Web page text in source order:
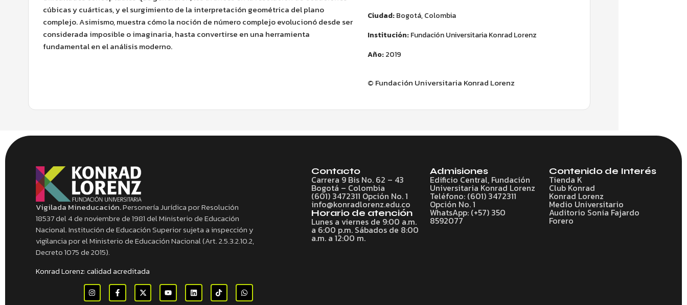
cúbicas y cuárticas, y el surgimiento de la interpretación geométrica del plano
complejo. Asimismo, muestra cómo la noción de número complejo evolucionó desde ser
considerada imposible o imaginaria, hasta convertirse en una herramienta
fundamental en el análisis moderno.
Ciudad:Bogotá, Colombia
Institución:Fundación Universitaria Konrad Lorenz
Año:2019
© Fundación Universitaria Konrad Lorenz
Vigilada Mineducación.Personería Jurídica por Resolución
18537 del 4 de noviembre de 1981 del Ministerio de Educación
Nacional. Institución de Educación Superior sujeta a inspección y
vigilancia por el Ministerio de Educación Nacional (Art. 2.5.3.2.10.2,
Decreto 1075 de 2015).
Konrad Lorenz: calidad acreditada
Contacto
Carrera 9 Bis No. 62 – 43
Bogotá – Colombia
(601) 3472311 Opción No. 1
info@konradlorenz.edu.co
Horario de atención
Lunes a viernes de 9:00 a.m.
a 6:00 p.m. Sábados de 8:00
a.m. a 12:00 m.
Admisiones
Edificio Central, Fundación
Universitaria Konrad Lorenz
Teléfono: (601) 3472311
Opción No. 1
WhatsApp: (+57) 350
8592077
Contenido de Interés
Tienda K
Club Konrad
Konrad Lorenz
Medio Universitario
Auditorio Sonia Fajardo
Forero